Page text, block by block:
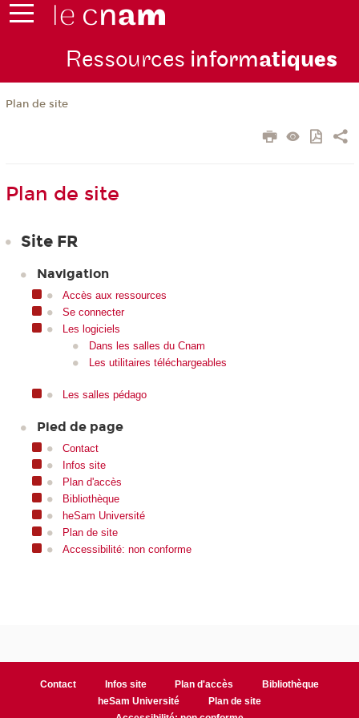
Ressources informatiques
Plan de site
Plan de site
Site FR
Navigation
Accès aux ressources
Se connecter
Les logiciels
Dans les salles du Cnam
Les utilitaires téléchargeables
Les salles pédago
Pied de page
Contact
Infos site
Plan d'accès
Bibliothèque
heSam Université
Plan de site
Accessibilité: non conforme
Contact Infos site Plan d'accès
Bibliothèque
heSam Université
Plan de site